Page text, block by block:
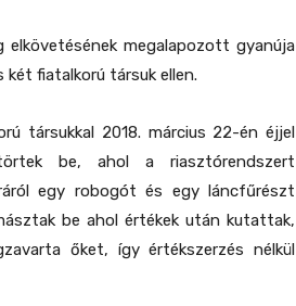
elkövetésének megalapozott gyanúja
fiatalkorú társuk ellen.
társukkal 2018. március 22-én éjjel
be, ahol a riasztórendszert
egy robogót és egy láncfűrészt
be ahol értékek után kutattak,
őket, így értékszerzés nélkül